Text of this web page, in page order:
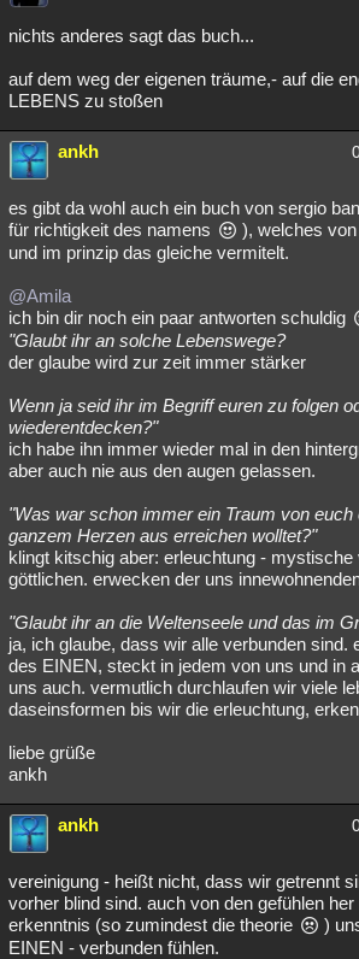
nichts anderes sagt das buch...
auf dem weg der eigenen träume,- auf die
LEBENS zu stoßen
ankh
es gibt da wohl auch ein buch von sergio
für richtigkeit des namens
), welches
und im prinzip das gleiche vermitelt.
@Amila
ich bin dir noch ein paar antworten schuldig
"Glaubt ihr an solche Lebenswege?
der glaube wird zur zeit immer stärker
Wenn ja seid ihr im Begriff euren zu folgen
wiederentdecken?"
ich habe ihn immer wieder mal in den
aber auch nie aus den augen gelassen.
"Was war schon immer ein Traum von euch
ganzem Herzen aus erreichen wolltet?"
klingt kitschig aber: erleuchtung - mystische
göttlichen. erwecken der uns
"Glaubt ihr an die Weltenseele und das im
ja, ich glaube, dass wir alle verbunden sind.
des EINEN, steckt in jedem von uns und in
uns auch. vermutlich durchlaufen wir viele
daseinsformen bis wir die erleuchtung,
liebe grüße
ankh
ankh
vereinigung - heißt nicht, dass wir getrennt
vorher blind sind. auch von den gefühlen
erkenntnis (so zumindest die theorie
)
EINEN - verbunden fühlen.